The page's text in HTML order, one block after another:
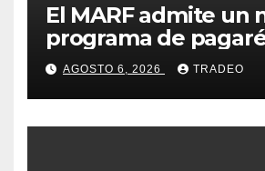
El MARF admite un
programa de
Seresco por 20
euros
AGOSTO 6, 2026 TRADEO